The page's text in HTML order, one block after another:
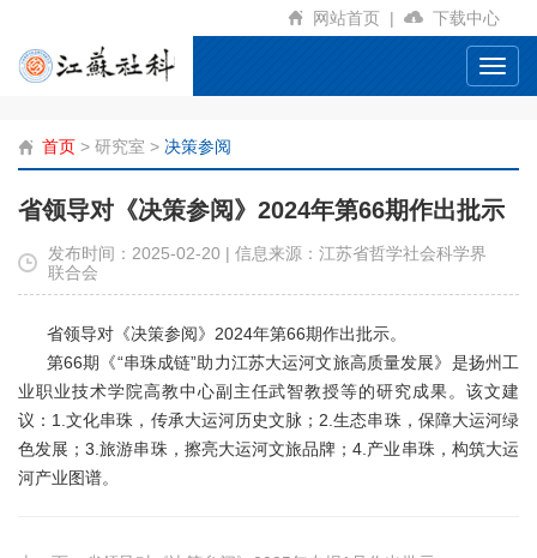
网站首页 | 下载中心
首页 > 研究室 > 决策参阅
省领导对《决策参阅》2024年第66期作出批示
发布时间：2025-02-20 | 信息来源：江苏省哲学社会科学界
联合会
省领导对《决策参阅》2024年第66期作出批示。
第66期《“串珠成链”助力江苏大运河文旅高质量发展》是扬州工
业职业技术学院高教中心副主任武智教授等的研究成果。该文建
议：1.文化串珠，传承大运河历史文脉；2.生态串珠，保障大运河绿
色发展；3.旅游串珠，擦亮大运河文旅品牌；4.产业串珠，构筑大运
河产业图谱。